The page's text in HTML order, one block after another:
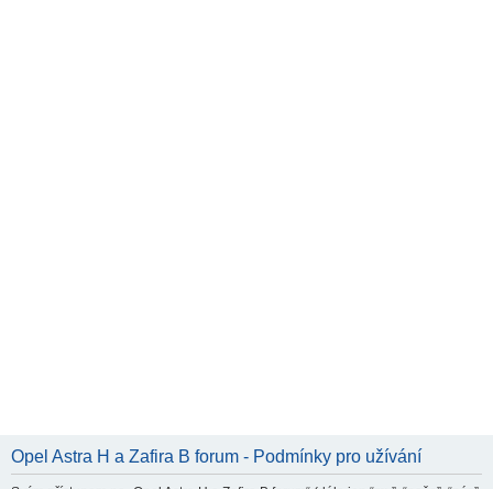
Opel Astra H a Zafira B forum - Podmínky pro užívání